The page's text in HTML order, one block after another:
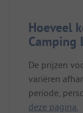
Hoeveel
Camping
De prijzen
variëren
periode,
deze pagina.